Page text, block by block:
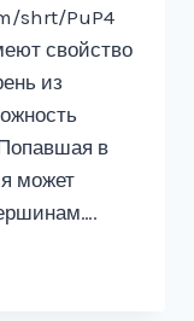
shrt/PuP4
свойство
из
в
может